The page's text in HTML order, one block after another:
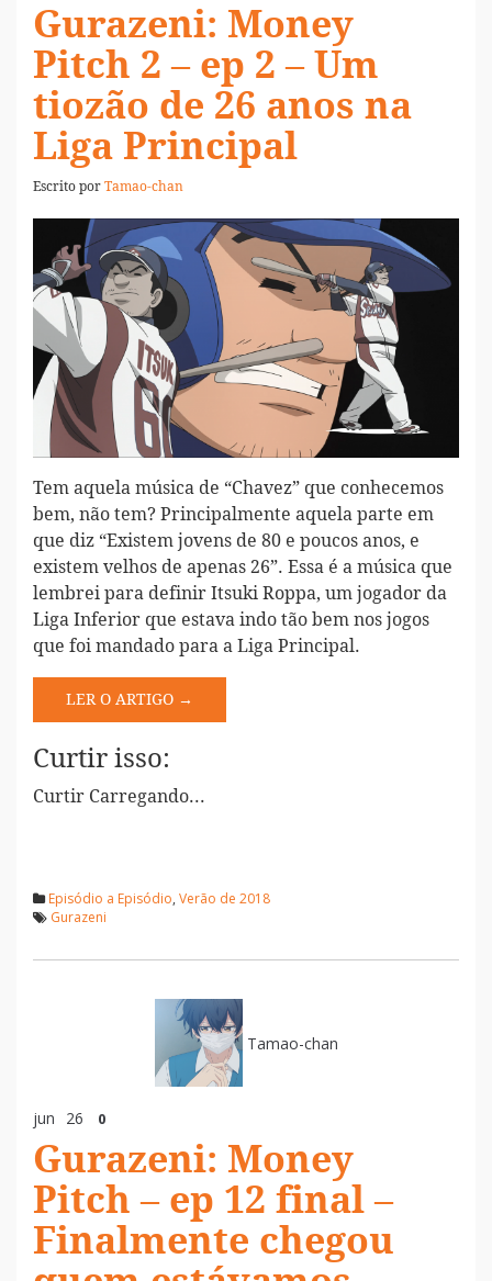
Gurazeni: Money
Pitch 2 – ep 2 – Um
tiozão de 26 anos na
Liga Principal
Escrito porTamao-chan
Tem aquela música de “Chavez” que conhecemos
bem, não tem? Principalmente aquela parte em
que diz “Existem jovens de 80 e poucos anos, e
existem velhos de apenas 26”. Essa é a música que
lembrei para definir Itsuki Roppa, um jogador da
Liga Inferior que estava indo tão bem nos jogos
que foi mandado para a Liga Principal.
LER O ARTIGO →
Curtir isso:
Curtir Carregando...
Episódio a Episódio, Verão de 2018
Gurazeni
Tamao-chan
jun 26 0
Gurazeni: Money
Pitch – ep 12 final –
Finalmente chegou